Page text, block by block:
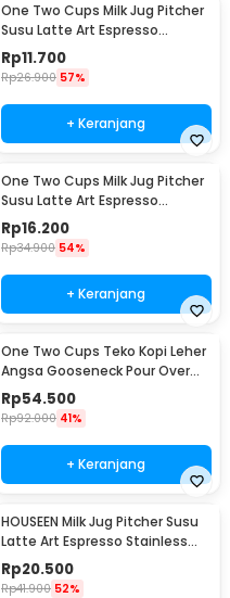
One Two Cups Milk Jug Pitcher
Susu Latte Art Espresso
Stainless Steel 1oz - S06HG
Rp11.700
Rp26.900 57%
+ Keranjang
One Two Cups Milk Jug Pitcher
Susu Latte Art Espresso
Stainless Steel 3oz - S06HG
Rp16.200
Rp34.900 54%
+ Keranjang
One Two Cups Teko Kopi Leher
Angsa Gooseneck Pour Over
Drip Kettle 250ml - AA049
Rp54.500
Rp92.000 41%
+ Keranjang
HOUSEEN Milk Jug Pitcher Susu
Latte Art Espresso Stainless
Steel 55ml - DL060
Rp20.500
Rp41.900 52%